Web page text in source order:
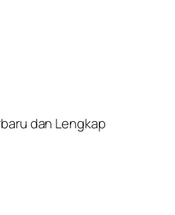
dan Lengkap